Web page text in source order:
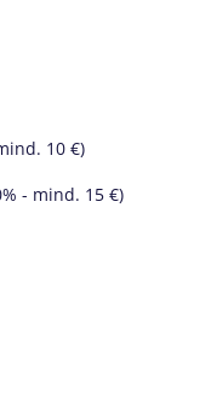
10 €)
- mind. 15 €)